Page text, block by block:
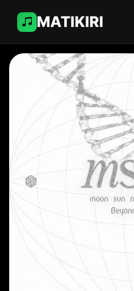
MATIKIRI